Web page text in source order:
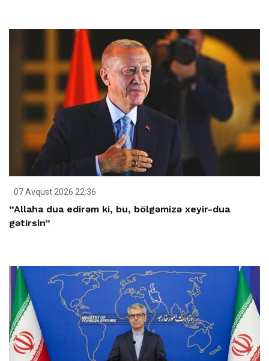
07 Avqust 2026 22:36
“Allaha dua edirəm ki, bu, bölgəmizə xeyir-dua
gətirsin”